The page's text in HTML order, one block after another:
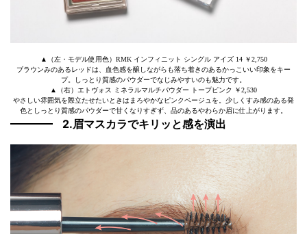
▲（左・モデル使用色）RMK インフィニット シングル アイズ 14 ￥2,750
ブラウンみのあるレッドは、血色感を醸しながらも落ち着きのあるかっこいい印象をキー
プ。しっとり質感のパウダーでなじみやすいのも魅力です。
▲（右）エトヴォス ミネラルマルチパウダー トープピンク ￥2,530
やさしい雰囲気を際立たせたいときはまろやかなピンクベージュを。少しくすみ感のある発
色としっとり質感のパウダーで甘くなりすぎず、品のあるやわらか眉に仕上がります。
2.眉マスカラでキリッと感を演出